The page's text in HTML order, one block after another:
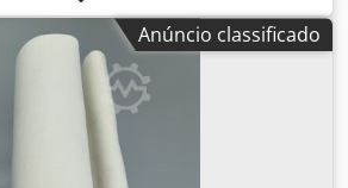
t
Anúncio classificado